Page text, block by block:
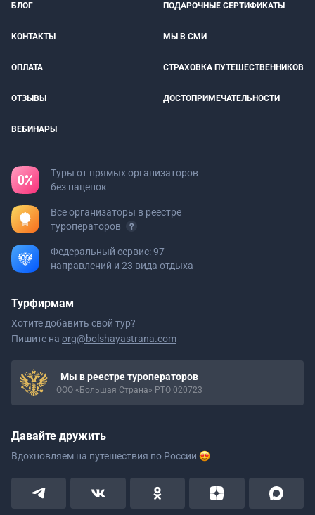
БЛОГ ПОДАРОЧНЫЕ СЕРТИФИКАТЫ
КОНТАКТЫ МЫ В СМИ
ОПЛАТА СТРАХОВКА ПУТЕШЕСТВЕННИКОВ
ОТЗЫВЫ ДОСТОПРИМЕЧАТЕЛЬНОСТИ
ВЕБИНАРЫ
Туры от прямых организаторов
без наценок
Все организаторы в реестре
туроператоров
Федеральный сервис: 97
направлений и 23 вида отдыха
Турфирмам
Хотите добавить свой тур?
Пишите на org@bolshayastrana.com
Мы в реестре туроператоров
ООО «Большая Страна» РТО 020723
Давайте дружить
Вдохновляем на путешествия по России